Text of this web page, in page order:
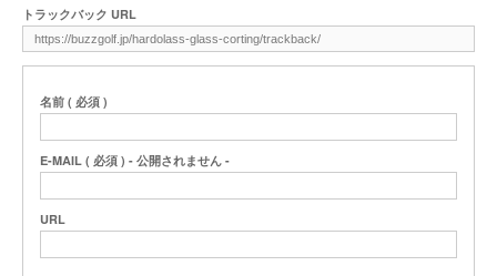
トラックバック URL
名前 ( 必須 )
E-MAIL ( 必須 ) - 公開されません -
URL